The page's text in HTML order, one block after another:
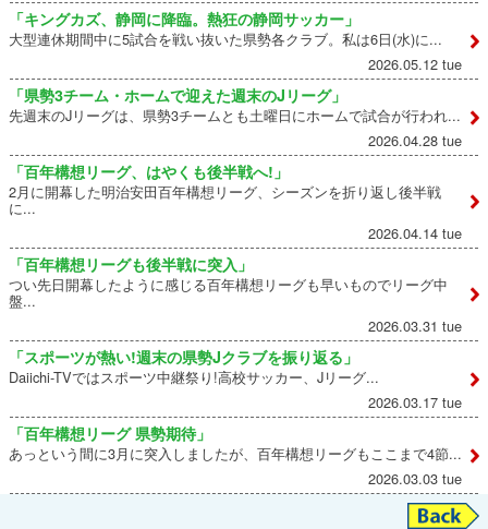
「キングカズ、静岡に降臨。熱狂の静岡サッカー」
大型連休期間中に5試合を戦い抜いた県勢各クラブ。私は6日(水)に...
2026.05.12 tue
「県勢3チーム・ホームで迎えた週末のJリーグ」
先週末のJリーグは、県勢3チームとも土曜日にホームで試合が行われ...
2026.04.28 tue
「百年構想リーグ、はやくも後半戦へ!」
2月に開幕した明治安田百年構想リーグ、シーズンを折り返し後半戦
に...
2026.04.14 tue
「百年構想リーグも後半戦に突入」
つい先日開幕したように感じる百年構想リーグも早いものでリーグ中
盤...
2026.03.31 tue
「スポーツが熱い!週末の県勢Jクラブを振り返る」
Daiichi-TVではスポーツ中継祭り!高校サッカー、Jリーグ...
2026.03.17 tue
「百年構想リーグ 県勢期待」
あっという間に3月に突入しましたが、百年構想リーグもここまで4節...
2026.03.03 tue